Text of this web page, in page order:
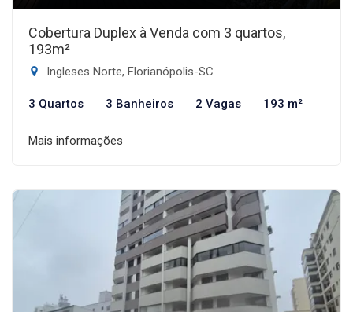
Cobertura Duplex à Venda com 3 quartos,
193m²
Ingleses Norte, Florianópolis-SC
3 Quartos 3 Banheiros 2 Vagas 193 m²
Mais informações